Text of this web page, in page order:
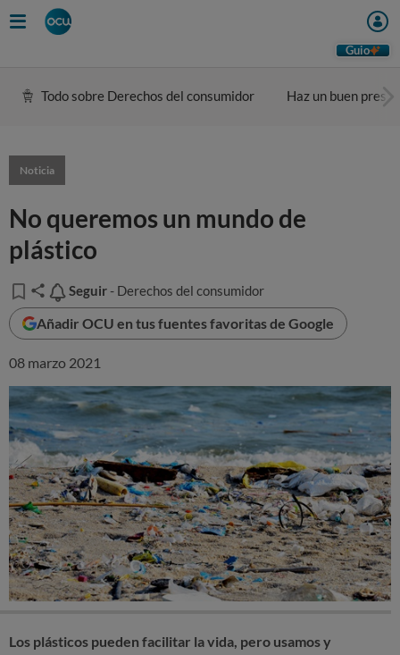
Guio
Todo sobre Derechos del consumidor Haz un buen
Noticia
No queremos un mundo de
plástico
Seguir
Seguir - Derechos del consumidor
Añadir OCU en tus fuentes favoritas de Google
08 marzo 2021
Los plásticos pueden facilitar la vida, pero usamos y